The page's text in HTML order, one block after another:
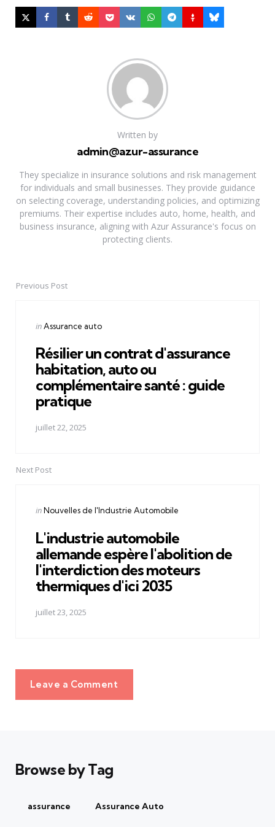
Written by
admin@azur-assurance
They specialize in insurance solutions and risk management
for individuals and small businesses. They provide guidance
on selecting coverage, understanding policies, and optimizing
premiums. Their expertise includes auto, home, health, and
business insurance, aligning with Azur Assurance's focus on
protecting clients.
PostPrevious Post
Posted
inAssurance auto
Résilier un contrat d'assurance
habitation, auto ou
complémentaire santé : guide
pratique
juillet 22, 2025
Next Post
Posted
inNouvelles de l'Industrie Automobile
L'industrie automobile
allemande espère l'abolition de
l'interdiction des moteurs
thermiques d'ici 2035
juillet 23, 2025
Leave a Comment
Browse by Tag
assurance Assurance Auto